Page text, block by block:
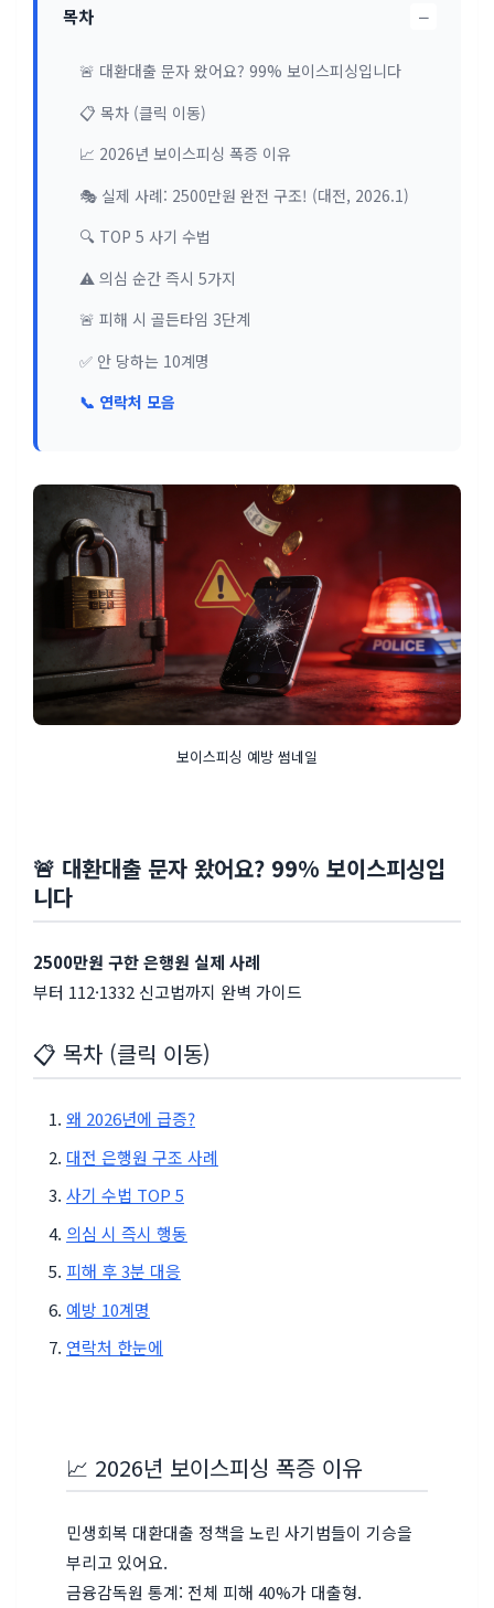
목차 −
🚨 대환대출 문자 왔어요? 99% 보이스피싱입니다
📋 목차 (클릭 이동)
📈 2026년 보이스피싱 폭증 이유
🎭 실제 사례: 2500만원 완전 구조! (대전, 2026.1)
🔍 TOP 5 사기 수법
⚠️ 의심 순간 즉시 5가지
🚨 피해 시 골든타임 3단계
✅ 안 당하는 10계명
📞 연락처 모음
보이스피싱 예방 썸네일
🚨 대환대출 문자 왔어요? 99% 보이스피싱입
니다
2500만원 구한 은행원 실제 사례
부터 112·1332 신고법까지 완벽 가이드
📋 목차 (클릭 이동)
왜 2026년에 급증?
대전 은행원 구조 사례
사기 수법 TOP 5
의심 시 즉시 행동
피해 후 3분 대응
예방 10계명
연락처 한눈에
📈 2026년 보이스피싱 폭증 이유
민생회복 대환대출 정책을 노린 사기범들이 기승을
부리고 있어요.
금융감독원 통계: 전체 피해 40%가 대출형.